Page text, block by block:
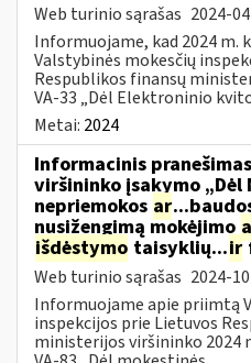
Web turinio sąrašas 2024-
Informuojame, kad 2024 m.
Valstybinės mokesčių
Respublikos finansų
VA-33 „Dėl Elektroninio
Metai: 2024
Informacinis pranešimas
viršininko įsakymo „Dėl
nepriemokos ar
nusižengimą mokėjimo
išdėstymo taisyklių...ir
Web turinio sąrašas 2024-
Informuojame apie priimtą
inspekcijos prie Lietuvos
ministerijos viršininko 2024